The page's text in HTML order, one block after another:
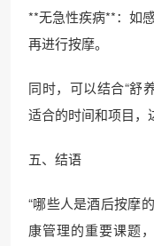
**无急性疾病**：如
再进行按摩。
同时，可以结合“舒
适合的时间和项目，
五、结语
“哪些人是酒后按摩
康管理的重要课题